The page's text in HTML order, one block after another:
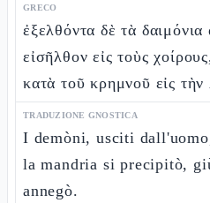
GRECO
ἐξελθόντα δὲ τὰ
εἰσῆλθον εἰς τοὺς
κατὰ τοῦ κρημνοῦ εἰς τὴν
TRADUZIONE GNOSTICA
I demòni, usciti
la mandria si precipitò,
annegò.